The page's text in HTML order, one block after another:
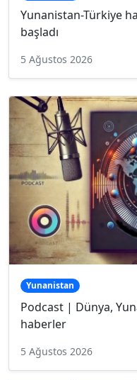
Yunanistan-Türkiye
başladı
5 Ağustos 2026
Yunanistan
Podcast | Dünya,
haberler
5 Ağustos 2026